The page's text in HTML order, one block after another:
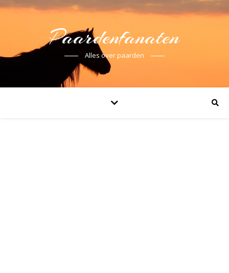
Paardenfanaten
Alles over paarden